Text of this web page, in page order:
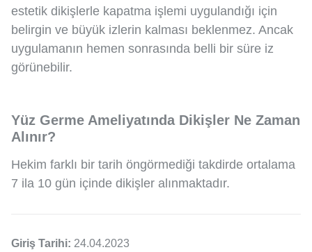
estetik dikişlerle kapatma işlemi uygulandığı için
belirgin ve büyük izlerin kalması beklenmez. Ancak
uygulamanın hemen sonrasında belli bir süre iz
görünebilir.
Yüz Germe Ameliyatında Dikişler Ne Zaman
Alınır?
Hekim farklı bir tarih öngörmediği takdirde ortalama
7 ila 10 gün içinde dikişler alınmaktadır.
Giriş Tarihi: 24.04.2023